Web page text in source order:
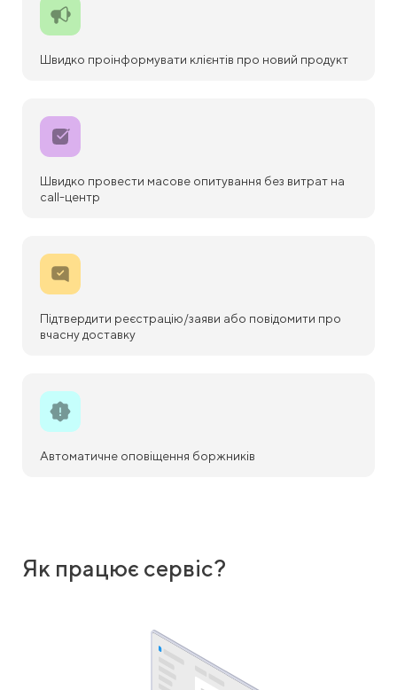
Швидко проінформувати клієнтів про новий продукт
Швидко провести масове опитування без витрат на
call-центр
Підтвердити реєстрацію/заяви або повідомити про
вчасну доставку
Автоматичне оповіщення боржників
Як працює сервіс?